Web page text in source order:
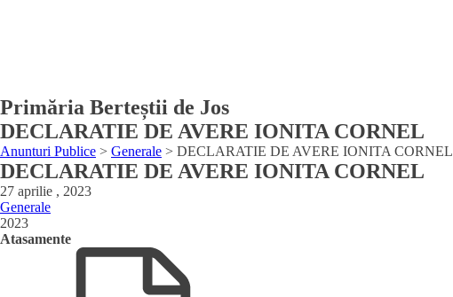
Primăria Berteștii de Jos
DECLARATIE DE AVERE IONITA CORNEL
Anunturi Publice > Generale > DECLARATIE DE AVERE IONITA CORNEL
DECLARATIE DE AVERE IONITA CORNEL
27 aprilie , 2023
Generale
2023
Atasamente